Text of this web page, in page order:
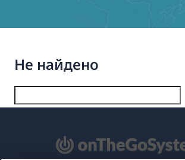
Не найдено